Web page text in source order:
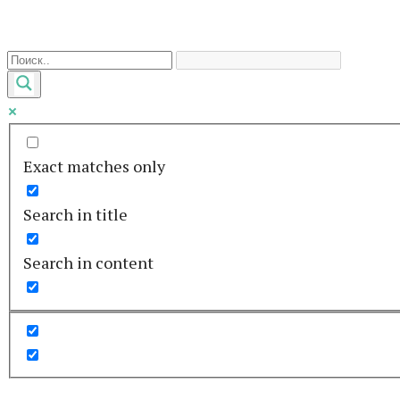
контенту
Exact matches only
Search in title
Search in content